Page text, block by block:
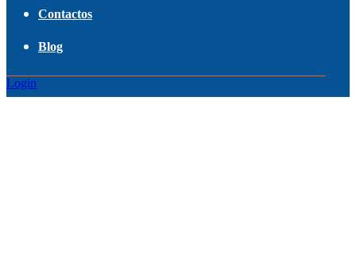
Contactos
Blog
Login